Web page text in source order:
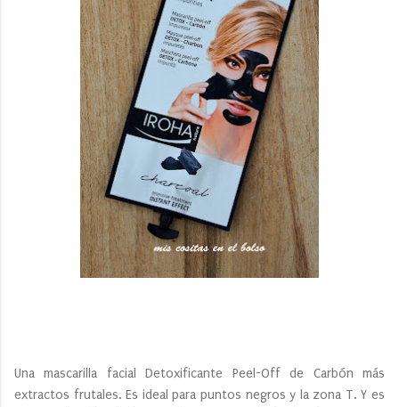
Una mascarilla facial Detoxificante Peel-Off de Carbón más
extractos frutales. Es ideal para puntos negros y la zona T. Y es